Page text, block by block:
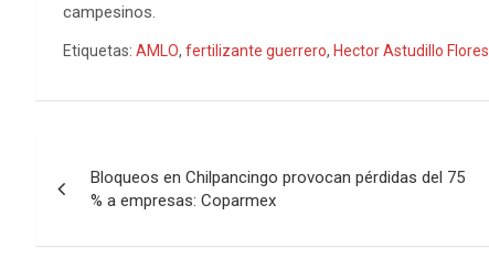
campesinos.
Etiquetas: AMLO, fertilizante guerrero, Hector Astudillo Flores
de
entradas
Bloqueos en Chilpancingo provocan pérdidas del 75
% a empresas: Coparmex